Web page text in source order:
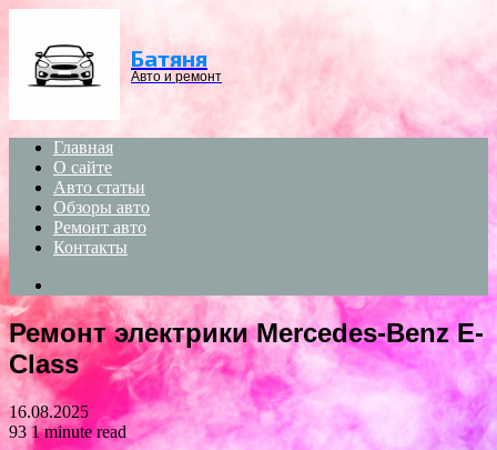
Батяня
Авто и ремонт
Главная
О сайте
Авто статьи
Обзоры авто
Ремонт авто
Контакты
for
Ремонт электрики Mercedes-Benz E-
Class
16.08.2025
93 1 minute read